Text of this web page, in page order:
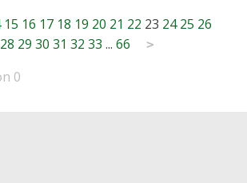
15 16 17 18 19 20 21 22 23 24 25 26
28 29 30 31 32 33 ... 66 >
0